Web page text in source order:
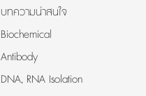
บทความน่าสนใจ
Biochemical
Antibody
DNA, RNA Isolation